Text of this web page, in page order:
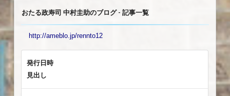
おたる政寿司 中村圭助のブログ - 記事一覧
http://ameblo.jp/rennto12
発行日時
見出し